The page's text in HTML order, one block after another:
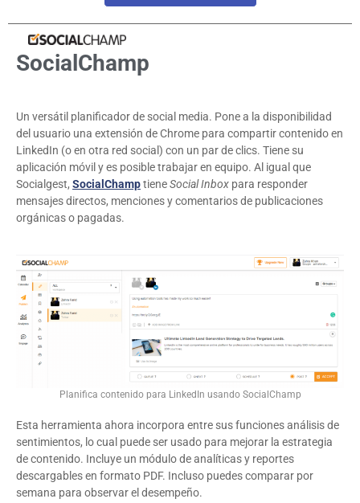
SocialChamp
Un versátil planificador de social media. Pone a la disponibilidad
del usuario una extensión de Chrome para compartir contenido en
LinkedIn (o en otra red social) con un par de clics. Tiene su
aplicación móvil y es posible trabajar en equipo. Al igual que
Socialgest, SocialChamptieneSocial Inbox para responder
mensajes directos, menciones y comentarios de publicaciones
orgánicas o pagadas.
Planifica contenido para LinkedIn usando SocialChamp
Esta herramienta ahora incorpora entre sus funciones análisis de
sentimientos, lo cual puede ser usado para mejorar la estrategia
de contenido. Incluye un módulo de analíticas y reportes
descargables en formato PDF. Incluso puedes comparar por
semana para observar el desempeño.